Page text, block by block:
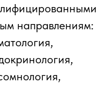
направлениям: